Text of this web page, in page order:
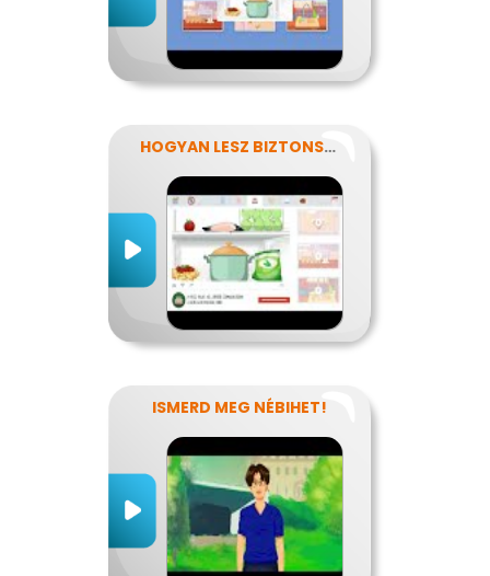
HOGYAN LESZ BIZTONSÁGOS, AMIT MEGESZEL?
ISMERD MEG NÉBIHET!